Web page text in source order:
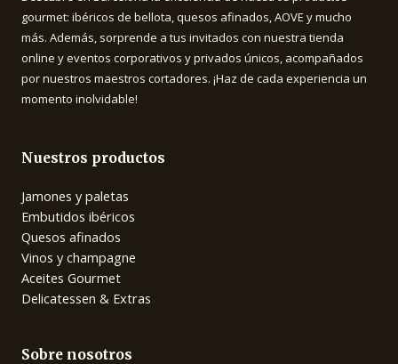
gourmet: ibéricos de bellota, quesos afinados, AOVE y mucho
más. Además, sorprende a tus invitados con nuestra tienda
online y eventos corporativos y privados únicos, acompañados
por nuestros maestros cortadores. ¡Haz de cada experiencia un
momento inolvidable!
Nuestros productos
Jamones y paletas
Embutidos ibéricos
Quesos afinados
Vinos y champagne
Aceites Gourmet
Delicatessen & Extras
Sobre nosotros